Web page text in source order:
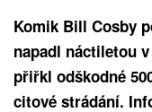
Komik Bill Cosby
napadl náctiletou
přiřkl odškodné
citové strádání.